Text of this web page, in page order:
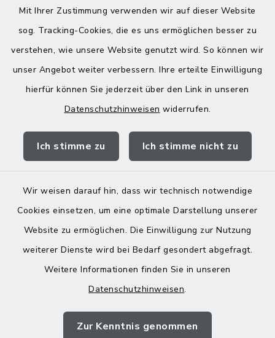
Mit Ihrer Zustimmung verwenden wir auf dieser Website
sog. Tracking-Cookies, die es uns ermöglichen besser zu
verstehen, wie unsere Website genutzt wird. So können wir
unser Angebot weiter verbessern. Ihre erteilte Einwilligung
hierfür können Sie jederzeit über den Link in unseren
Datenschutzhinweisen widerrufen.
Ich stimme zu Ich stimme nicht zu
Wir weisen darauf hin, dass wir technisch notwendige
Cookies einsetzen, um eine optimale Darstellung unserer
Website zu ermöglichen. Die Einwilligung zur Nutzung
weiterer Dienste wird bei Bedarf gesondert abgefragt.
Weitere Informationen finden Sie in unseren
Datenschutzhinweisen.
Zur Kenntnis genommen
Montag bis Freitag:
08:00-12:00 Uhr
Donnerstag zusätzlich:
13:00-18:00 Uhr
Landratsamt Mühldorf
Barrierefreiheit